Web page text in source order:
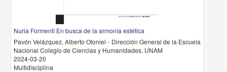
Nuria Formentí En busca de la armonía estética
Pavón Velázquez, Alberto Otoniel - Dirección General de la Escuela
Nacional Colegio de Ciencias y Humanidades, UNAM
2024-03-20
Multidisciplina